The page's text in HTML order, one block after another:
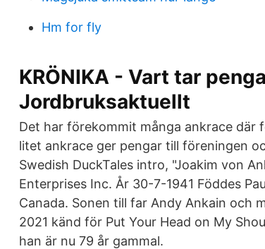
Hm for fly
KRÖNIKA - Vart tar
Jordbruksaktuellt
Det har förekommit många ankrace där
litet ankrace ger pengar till föreningen
Swedish DuckTales intro, "Joakim von
Enterprises Inc. År 30-7-1941 Föddes
Canada. Sonen till far Andy Ankain och
2021 känd för Put Your Head on My
han är nu 79 år gammal.